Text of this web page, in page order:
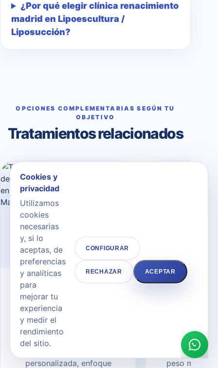
¿Por qué elegir clínica renacimiento
madrid en Lipoescultura /
Liposucción?
OPCIONES COMPLEMENTARIAS SEGÚN TU
OBJETIVO
Tratamientos relacionados
CIRUGÍA ESTÉTICA CORPORAL
Aumento de senos /
Mamoplastia de
aumento
Aumento de senos en Madrid
personalizada, enfoque
CIRUGÍA
Reducción
Madrid para
peso
Cookies y
privacidad
Utilizamos
cookies
necesarias
y, si lo
aceptas, de
preferencias
y analíticas
para
mejorar tu
experiencia
y medir el
rendimiento
del sitio.
CONFIGURAR
RECHAZAR ACEPTAR